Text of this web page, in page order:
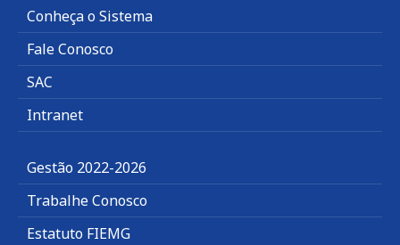
Conheça o Sistema
Fale Conosco
SAC
Intranet
Gestão 2022-2026
Trabalhe Conosco
Estatuto FIEMG